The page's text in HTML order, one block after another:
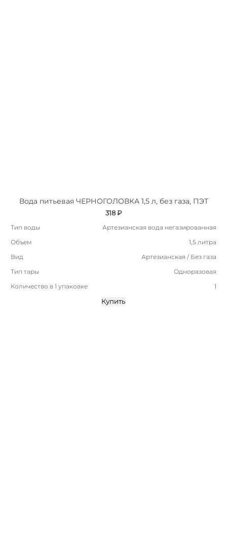
Вода питьевая ЧЕРНОГОЛОВКА 1,5 л, без газа, ПЭТ
318 ₽
Тип воды
Артезианская вода негазированная
Объем
1,5 литра
Вид
Артезианская / Без газа
Тип тары
Одноразовая
Количество в 1 упаковке
1
Купить